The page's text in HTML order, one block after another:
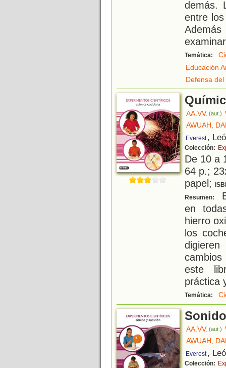
demás.
entre
Temática:
Educación
Defensa
AA.VV. (aut.)
AWUAH,
Everest ,
Colección:
De 10 a
64 p.;
papel;
Resumen:
en
hierro
los
este
práctica
Temática:
AA.VV. (aut.)
AWUAH,
Everest ,
Colección: